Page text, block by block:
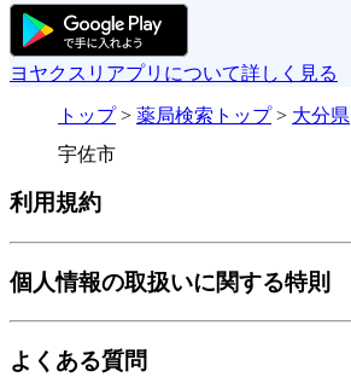
ヨヤクスリアプリについて詳しく見る
トップ > 薬局検索トップ > 大分県
宇佐市
利用規約
個人情報の取扱いに関する特則
よくある質問